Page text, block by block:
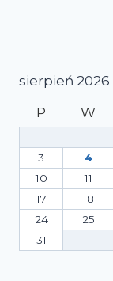
sierpień 2026
P
W
3
4
10
11
17
18
24
25
31